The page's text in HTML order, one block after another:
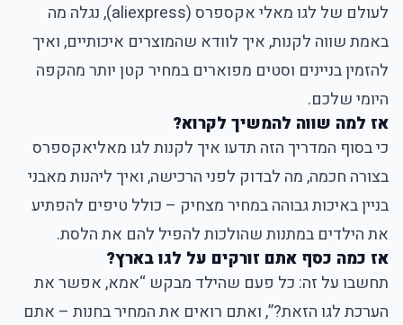
לעולם של לגו מאלי אקספרס
(aliexpress), נגלה מה
באמת שווה לקנות, איך לוודא שהמוצרים איכותיים, ואיך
להזמין בניינים וסטים מפוארים במחיר קטן יותר מהקפה
היומי שלכם.
אז למה שווה להמשיך לקרוא?
כי בסוף המדריך הזה תדעו איך לקנות לגו מאליאקספרס
בצורה חכמה, מה לבדוק לפני הרכישה, ואיך ליהנות מאבני
בניין באיכות גבוהה במחיר מצחיק – כולל טיפים להפתיע
את הילדים במתנות שהולכות להפיל להם את הלסת.
אז כמה כסף אתם זורקים על לגו בארץ?
תחשבו על זה: כל פעם שהילד מבקש “אמא, אפשר את
הערכת לגו הזאת?”, ואתם רואים את המחיר בחנות – אתם